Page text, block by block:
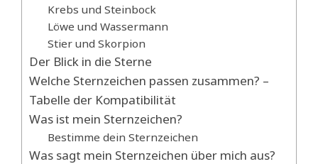
Krebs und Steinbock
Löwe und Wassermann
Stier und Skorpion
Der Blick in die Sterne
Welche Sternzeichen passen zusammen? –
Tabelle der Kompatibilität
Was ist mein Sternzeichen?
Bestimme dein Sternzeichen
Was sagt mein Sternzeichen über mich aus?